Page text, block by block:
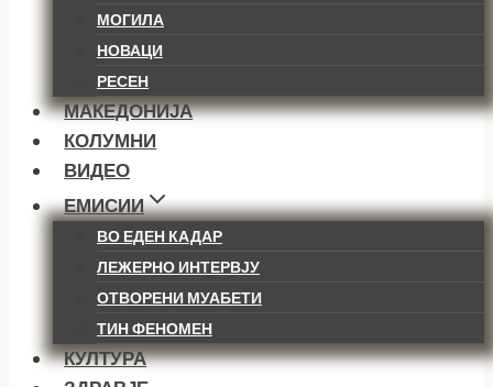
МОГИЛА
НОВАЦИ
РЕСЕН
МАКЕДОНИЈА
КОЛУМНИ
ВИДЕО
ЕМИСИИ
ВО ЕДЕН КАДАР
ЛЕЖЕРНО ИНТЕРВЈУ
ОТВОРЕНИ МУАБЕТИ
ТИН ФЕНОМЕН
КУЛТУРА